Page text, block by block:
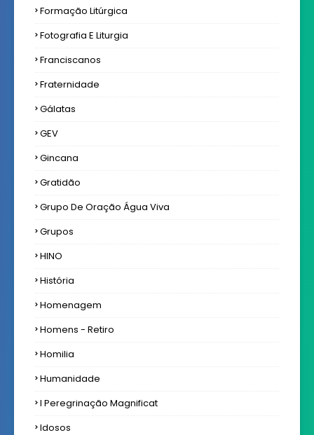
Formação Litúrgica
Fotografia E Liturgia
Franciscanos
Fraternidade
Gálatas
GEV
Gincana
Gratidão
Grupo De Oração Água Viva
Grupos
HINO
História
Homenagem
Homens - Retiro
Homilia
Humanidade
I Peregrinação Magnificat
Idosos